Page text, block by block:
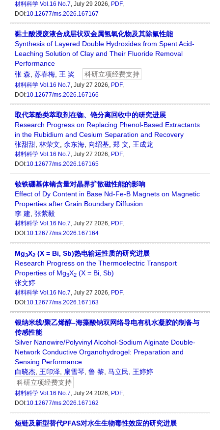
材料科学 Vol.16 No.7, July 29 2026, PDF,
DOI:10.12677/ms.2026.167167
黏土酸浸废液合成层状双金属氢氧化物及其除氟性能
Synthesis of Layered Double Hydroxides from Spent Acid-
Leaching Solution of Clay and Their Fluoride Removal
Performance
张 森 苏春梅 王 奖 科研立项经费支持
材料科学 Vol.16 No.7, July 27 2026, PDF,
DOI:10.12677/ms.2026.167166
取代苯酚类萃取剂在铷、铯分离回收中的研究进展
Research Progress on Replacing Phenol-Based Extractants
in the Rubidium and Cesium Separation and Recovery
张甜甜 林荣文 余东海 向绍基 郑 文 王成龙
材料科学 Vol.16 No.7, July 27 2026, PDF,
DOI:10.12677/ms.2026.167165
钕铁硼基体镝含量对晶界扩散磁性能的影响
Effect of Dy Content in Base Nd-Fe-B Magnets on Magnetic
Properties after Grain Boundary Diffusion
李 建 张紫毅
材料科学 Vol.16 No.7, July 27 2026, PDF,
DOI:10.12677/ms.2026.167164
Mg3X2 (X = Bi, Sb)热电输运性质的研究进展
Research Progress on the Thermoelectric Transport
Properties of Mg3X2 (X = Bi, Sb)
张文婷
材料科学 Vol.16 No.7, July 27 2026, PDF,
DOI:10.12677/ms.2026.167163
银纳米线/聚乙烯醇–海藻酸钠双网络导电有机水凝胶的制备与
传感性能
Silver Nanowire/Polyvinyl Alcohol-Sodium Alginate Double-
Network Conductive Organohydrogel: Preparation and
Sensing Performance
白晓杰 王印泽 扇雪琴 鲁 黎 马立民
王婷婷
科研立项经费支持
材料科学 Vol.16 No.7, July 24 2026, PDF,
DOI:10.12677/ms.2026.167162
短链及新型替代PFAS对水生生物毒性效应的研究进展